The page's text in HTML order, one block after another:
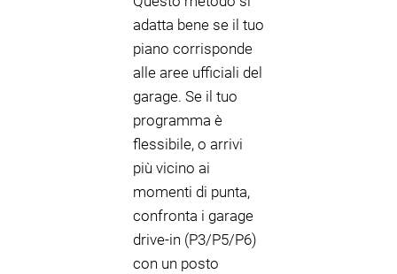
adatta bene se il tuo
piano corrisponde
alle aree ufficiali del
garage. Se il tuo
programma è
flessibile, o arrivi
più vicino ai
momenti di punta,
confronta i garage
drive-in (P3/P5/P6)
con un posto